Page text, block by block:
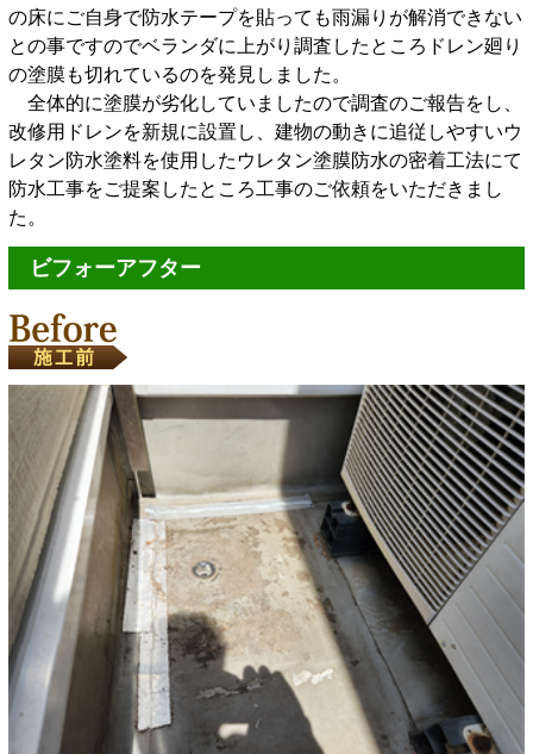
の床にご自身で防水テープを貼っても雨漏りが解消できない
との事ですのでベランダに上がり調査したところドレン廻り
の塗膜も切れているのを発見しました。
全体的に塗膜が劣化していましたので調査のご報告をし、
改修用ドレンを新規に設置し、建物の動きに追従しやすいウ
レタン防水塗料を使用したウレタン塗膜防水の密着工法にて
防水工事をご提案したところ工事のご依頼をいただきまし
た。
ビフォーアフター